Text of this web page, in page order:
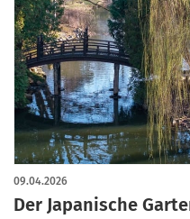
Der Japanische
09.04.2026